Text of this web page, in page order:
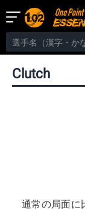
Clutch
通常の局面に